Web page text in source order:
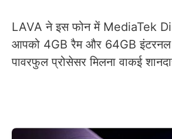
LAVA ने इस फोन में MediaTek
आपको 4GB रैम और 64GB इंटरनल
पावरफुल प्रोसेसर मिलना वाकई